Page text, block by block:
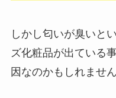
しかし匂いが臭いと
ズ化粧品が出ている
因なのかもしれません